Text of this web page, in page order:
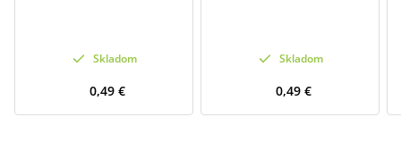
Skladom
0,49 €
Skladom
0,49 €